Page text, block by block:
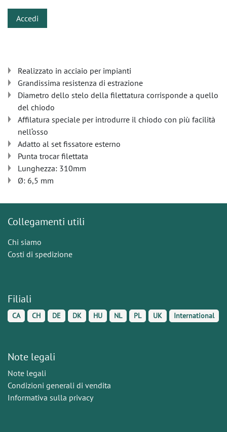
Accedi
Realizzato in acciaio per impianti
Grandissima resistenza di estrazione
Diametro dello stelo della filettatura corrisponde a quello
del chiodo
Affilatura speciale per introdurre il chiodo con più facilità
nell‘osso
Adatto al set fissatore esterno
Punta trocar filettata
Lunghezza: 310mm
Ø: 6,5 mm
Collegamenti utili
Chi siamo
Costi di spedizione
Filiali
CA CH DE DK HU NL PL UK International
Note legali
Note legali
Condizioni generali di vendita
Informativa sulla privacy